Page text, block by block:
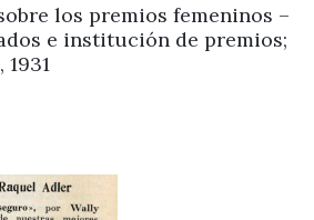
los premios femeninos –
e institución de premios;